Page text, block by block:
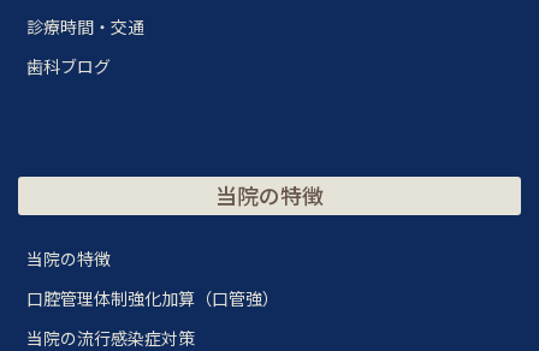
診療時間・交通
歯科ブログ
当院の特徴
当院の特徴
口腔管理体制強化加算（口管強）
当院の流行感染症対策